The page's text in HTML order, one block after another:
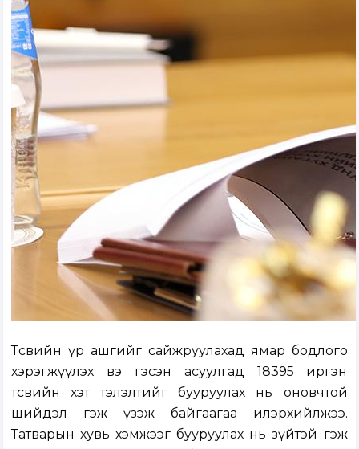
Төсвийн үр ашгийг сайжруулахад ямар бодлого
хэрэгжүүлэх вэ гэсэн асуулгад 18395 иргэн
төсвийн хэт тэлэлтийг бууруулах нь оновчтой
шийдэл гэж үзэж байгаагаа илэрхийлжээ.
Татварын хувь хэмжээг бууруулах нь зүйтэй гэж